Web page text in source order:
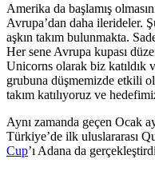
Amerika da başlamış
Avrupa’dan daha ilerideler.
aşkın takım bulunmakta.
Her sene Avrupa kupası
Unicorns olarak biz
grubuna düşmemizde etkili
takım katılıyoruz ve
Aynı zamanda geçen Ocak
Türkiye’de ilk uluslararası
Cup’ı Adana da